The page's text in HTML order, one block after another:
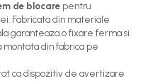
de blocare pentru
Fabricata din materiale
garanteaza o fixare ferma si
montata din fabrica pe
ca dispozitiv de avertizare